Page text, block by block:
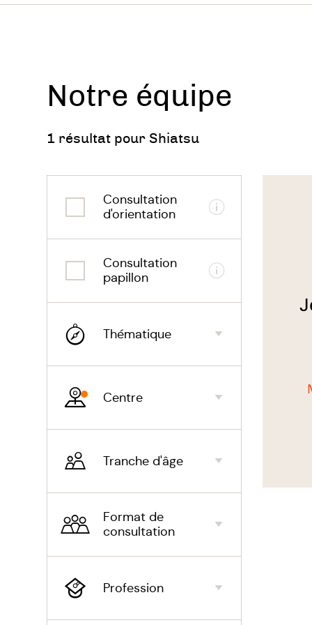
Le
Le
Notre équipe
1 résultat pour Shiatsu
Consultation
d'orientation
Informations
Consultation
papillon
Informations
Thématique
Centre
Tranche d'âge
Format de
consultation
Profession
Voir